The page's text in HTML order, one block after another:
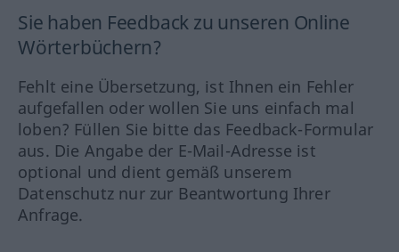
Sie haben Feedback zu unseren Online
Wörterbüchern?
Fehlt eine Übersetzung, ist Ihnen ein Fehler
aufgefallen oder wollen Sie uns einfach mal
loben? Füllen Sie bitte das Feedback-Formular
aus. Die Angabe der E-Mail-Adresse ist
optional und dient gemäß unserem
Datenschutz nur zur Beantwortung Ihrer
Anfrage.